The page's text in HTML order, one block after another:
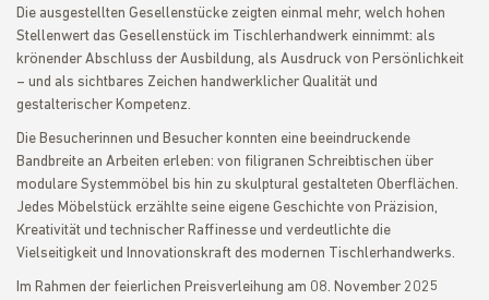
Die ausgestellten Gesellenstücke zeigten einmal mehr, welch hohen
Stellenwert das Gesellenstück im Tischlerhandwerk einnimmt: als
krönender Abschluss der Ausbildung, als Ausdruck von Persönlichkeit
– und als sichtbares Zeichen handwerklicher Qualität und
gestalterischer Kompetenz.
Die Besucherinnen und Besucher konnten eine beeindruckende
Bandbreite an Arbeiten erleben: von filigranen Schreibtischen über
modulare Systemmöbel bis hin zu skulptural gestalteten Oberflächen.
Jedes Möbelstück erzählte seine eigene Geschichte von Präzision,
Kreativität und technischer Raffinesse und verdeutlichte die
Vielseitigkeit und Innovationskraft des modernen Tischlerhandwerks.
Im Rahmen der feierlichen Preisverleihung am 08. November 2025